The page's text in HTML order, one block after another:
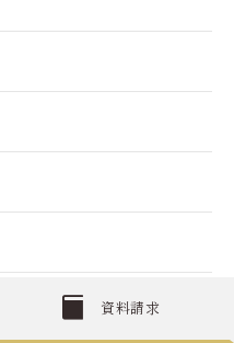
資料請求